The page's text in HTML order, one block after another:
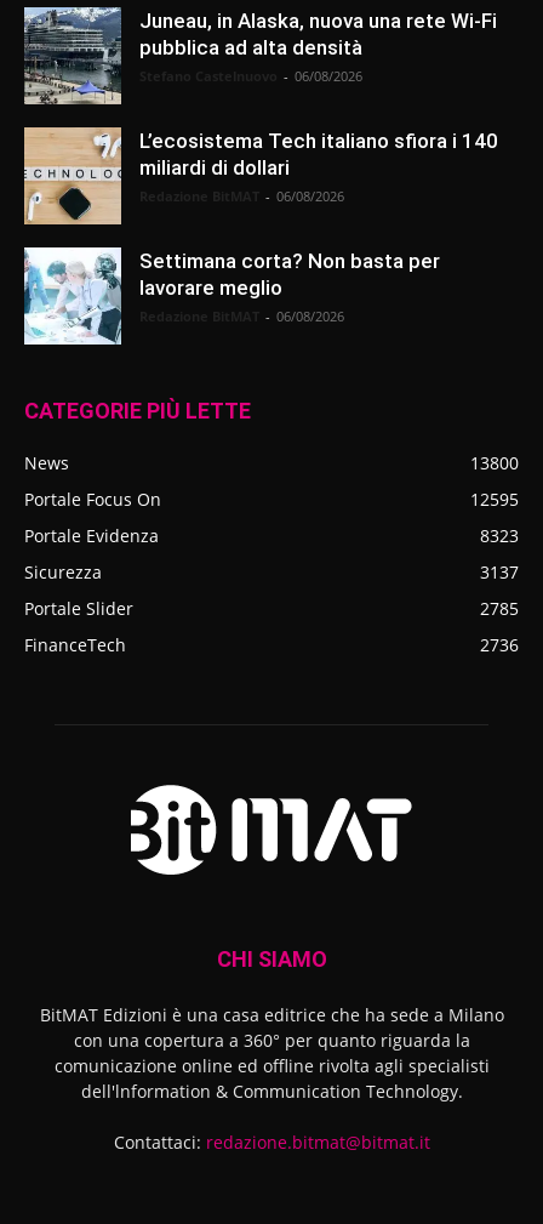
Juneau, in Alaska, nuova una rete Wi-Fi
pubblica ad alta densità
- 06/08/2026
L’ecosistema Tech italiano sfiora i 140
miliardi di dollari
- 06/08/2026
Settimana corta? Non basta per
lavorare meglio
- 06/08/2026
CATEGORIE PIÙ LETTE
News
13800
Portale Focus On
12595
Portale Evidenza
8323
Sicurezza
3137
Portale Slider
2785
FinanceTech
2736
CHI SIAMO
BitMAT Edizioni è una casa editrice che ha sede a Milano
con una copertura a 360° per quanto riguarda la
comunicazione online ed offline rivolta agli specialisti
dell'lnformation & Communication Technology.
Contattaci: redazione.bitmat@bitmat.it